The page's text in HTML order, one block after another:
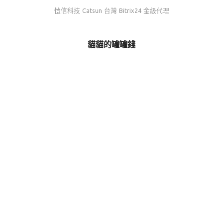
愷信科技 Catsun 台灣 Bitrix24 金級代理
貓貓的罐罐錢